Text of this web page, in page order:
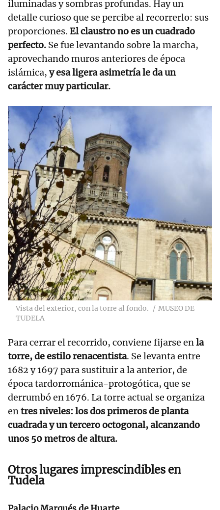
iluminadas y sombras profundas. Hay un
detalle curioso que se percibe al recorrerlo: sus
proporciones. El claustro no es un cuadrado
perfecto. Se fue levantando sobre la marcha,
aprovechando muros anteriores de época
islámica, y esa ligera asimetría le da un
carácter muy particular.
Vista del exterior, con la torre al fondo.
MUSEO DE
TUDELA
Para cerrar el recorrido, conviene fijarse enla
torre, de estilo renacentista. Se levanta entre
1682 y 1697 para sustituir a la anterior, de
época tardorrománica-protogótica, que se
derrumbó en 1676. La torre actual se organiza
entres niveles: los dos primeros de planta
cuadrada y un tercero octogonal, alcanzando
unos 50 metros de altura.
Otros lugares imprescindibles en
Tudela